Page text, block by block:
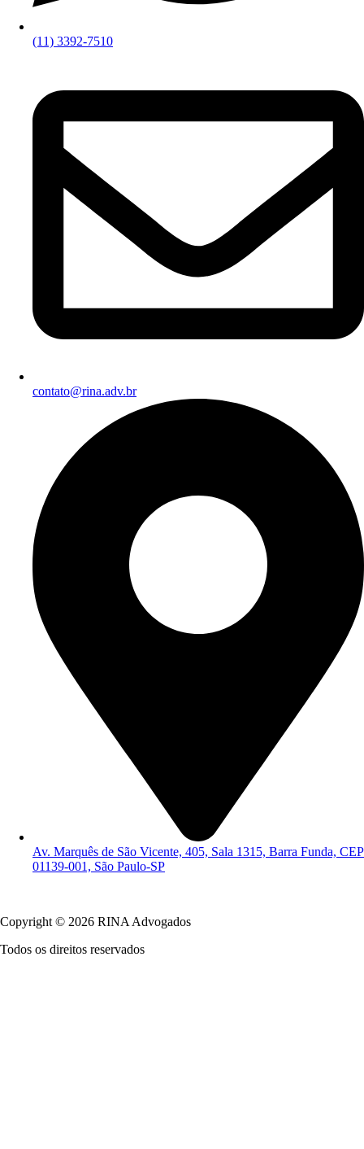
(11) 3392-7510
contato@rina.adv.br
Av. Marquês de São Vicente, 405, Sala 1315, Barra Funda, CEP
01139-001, São Paulo-SP
Copyright © 2026 RINA Advogados
Todos os direitos reservados